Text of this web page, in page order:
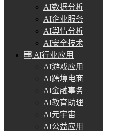
AI数据分析
AI企业服务
AI舆情分析
AI安全技术
AI行业应用
AI游戏应用
AI跨境电商
AI金融事务
AI教育助理
AI元宇宙
AI公益应用